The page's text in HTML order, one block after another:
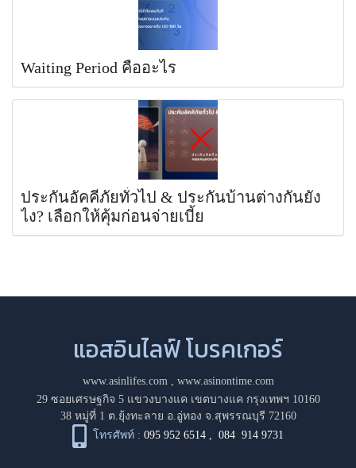
Waiting Period คืออะไร
ประกันอัคคีภัยทั่วไป & ประกันบ้านต่างกันยัง
ไง? เลือกให้คุ้มก่อนจ่ายเบี้ย
แอสอินไลฟ์ โบรคเกอร์
www.asinlifes.com
www.asinontime.com
29 ซอยเศรษฐกิจ 5 แขวงบางแค เขตบางแค กรุงเทพฯ 10160
38 หมู่ที่ 1 ต.ยุ้งทะลาย อ.อู่ทอง จ.สุพรรณบุรี 72160
โทรศัพท์ : 095 952 6514 ,084 914 9731